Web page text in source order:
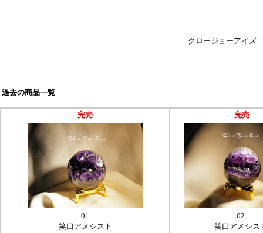
クロージョーアイズ
過去の商品一覧
完売
01
笑口アメシスト
完売
02
笑口アメシス